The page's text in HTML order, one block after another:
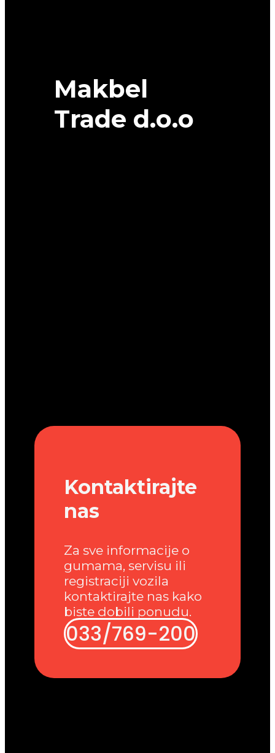
Makbel
Trade d.o.o
Kontaktirajte
nas
Za sve informacije o
gumama, servisu ili
registraciji vozila
kontaktirajte nas kako
biste dobili ponudu.
033/769-200